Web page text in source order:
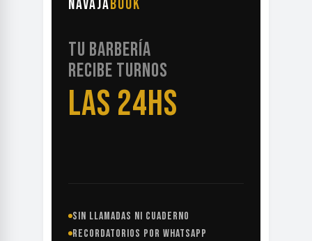
NAVAJABOOK
TU BARBERÍA
RECIBE TURNOS
LAS 24HS
SIN LLAMADAS NI CUADERNO
RECORDATORIOS POR WHATSAPP